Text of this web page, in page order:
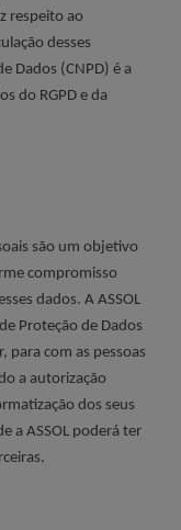
respeito ao
desses
Dados (CNPD) é a
do RGPD e da
são um objetivo
compromisso
dados. A ASSOL
Proteção de Dados
para com as pessoas
a autorização
dos seus
a ASSOL poderá ter